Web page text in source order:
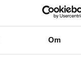
Om
mån väljer